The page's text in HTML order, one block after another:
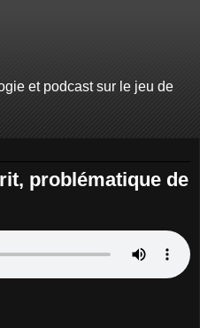
et podcast sur le jeu de
problématique de